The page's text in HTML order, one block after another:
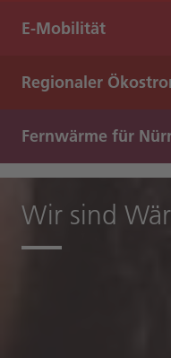
E-Mobilität
Regionaler
Fernwärme für
Wir sind